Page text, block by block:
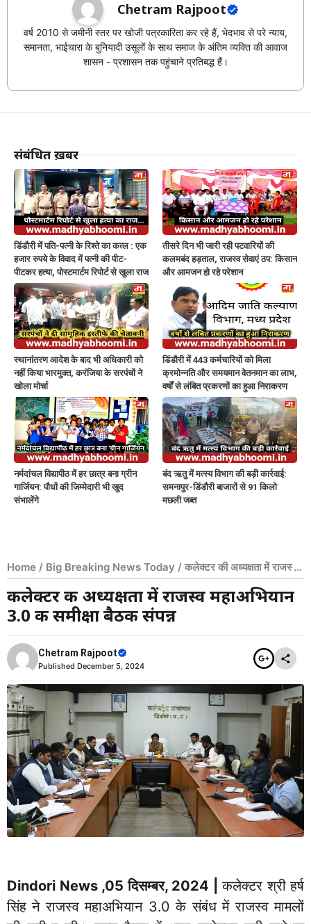
Chetram Rajpoot
वर्ष 2010 से जमीनी स्तर पर खोजी पत्रकारिता कर रहे हैं, भेदभाव से परे न्याय,
समानता, भाईचारा के बुनियादी उसूलों के साथ समाज के अंतिम व्यक्ति की आवाज
शासन - प्रशासन तक पहुंचाने प्रतिबद्ध हैं।
संबंधित ख़बरें
डिंडौरी में पति-पत्नी के रिश्ते का कत्ल : एक
हजार रुपये के विवाद में पत्नी की पीट-
पीटकर हत्या, पोस्टमार्टम रिपोर्ट से खुला राज
तीसरे दिन भी जारी रही पटवारियों की
कलमबंद हड़ताल, राजस्व सेवाएं ठप: किसान
और आमजन हो रहे परेशान
स्थानांतरण आदेश के बाद भी अधिकारी को
नहीं किया भारमुक्त, करंजिया के सरपंचों ने
खोला मोर्चा
डिंडौरी में 443 कर्मचारियों को मिला
क्रमोन्नति और समयमान वेतनमान का लाभ,
वर्षों से लंबित प्रकरणों का हुआ निराकरण
नर्मदांचल विद्यापीठ में हर छात्र बना ग्रीन
गार्जियन: पौधों की जिम्मेदारी भी खुद
संभालेंगे
बंद ऋतु में मत्स्य विभाग की बड़ी कार्रवाई:
समनापुर-डिंडौरी बाजारों से 91 किलो
मछली जब्त
Home / Big Breaking News Today / कलेक्टर की अध्यक्षता में राजस्व
महाअभियान 3.0 की समीक्षा बैठक संपन्न
कलेक्टर की अध्यक्षता में राजस्व महाअभियान
3.0 की समीक्षा बैठक संपन्न
Chetram Rajpoot
Published December 5, 2024
Dindori News ,05 दिसम्बर, 2024 |
कलेक्टर श्री हर्ष
सिंह ने राजस्व महाअभियान 3.0 के संबंध में राजस्व मामलों